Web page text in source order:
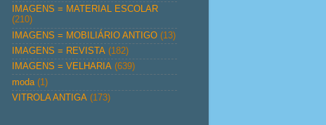
IMAGENS = MATERIAL ESCOLAR
(210)
IMAGENS = MOBILIÁRIO ANTIGO (13)
IMAGENS = REVISTA (182)
IMAGENS = VELHARIA (639)
moda (1)
VITROLA ANTIGA (173)